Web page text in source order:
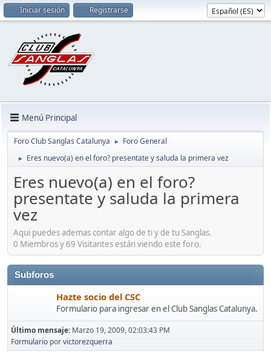
Iniciar sesión Registrarse
Menú Principal
Foro Club Sanglas Catalunya ► Foro General
► Eres nuevo(a) en el foro? presentate y saluda la primera vez
Eres nuevo(a) en el foro?
presentate y saluda la primera
vez
Aqui puedes ademas contar algo de ti y de tu Sanglas.
0 Miembros y 69 Visitantes están viendo este foro.
Subforos
Hazte socio del CSC
Formulario para ingresar en el Club Sanglas Catalunya.
Último mensaje: Marzo 19, 2009, 02:03:43 PM
Formulario porvictorezquerra